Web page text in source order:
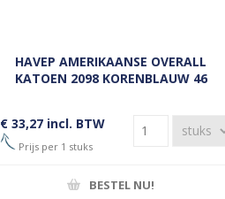
HAVEP AMERIKAANSE OVERALL
KATOEN 2098 KORENBLAUW 46
€ 33,27 incl. BTW
Prijs per 1 stuks
BESTEL NU!